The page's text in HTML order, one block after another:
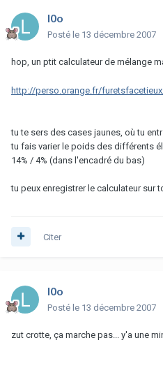
l0o
Posté le 13 décembre 2007
hop, un ptit calculateur de mélange
http://perso.orange.fr/
tu te sers des cases jaunes, où tu
tu fais varier le poids des différents
14% / 4% (dans l'encadré du bas)
tu peux enregistrer le calculateur sur
Citer
l0o
Posté le 13 décembre 2007
zut crotte, ça marche pas... y'a une